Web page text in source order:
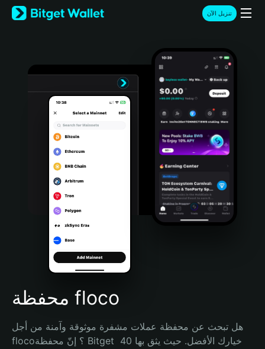
English
日本語
Türkçe
Português (Portugal)
Bahasa Indonesia
Português (Brasil)
Español (Argentina)
تنزيل الآن
محفظة floco
هل تبحث عن محفظة عملات مشفرة موثوقة وآمنة من أجل
floco؟ إنّ محفظة Bitget خيارك الأفضل. حيث يثق بها 40